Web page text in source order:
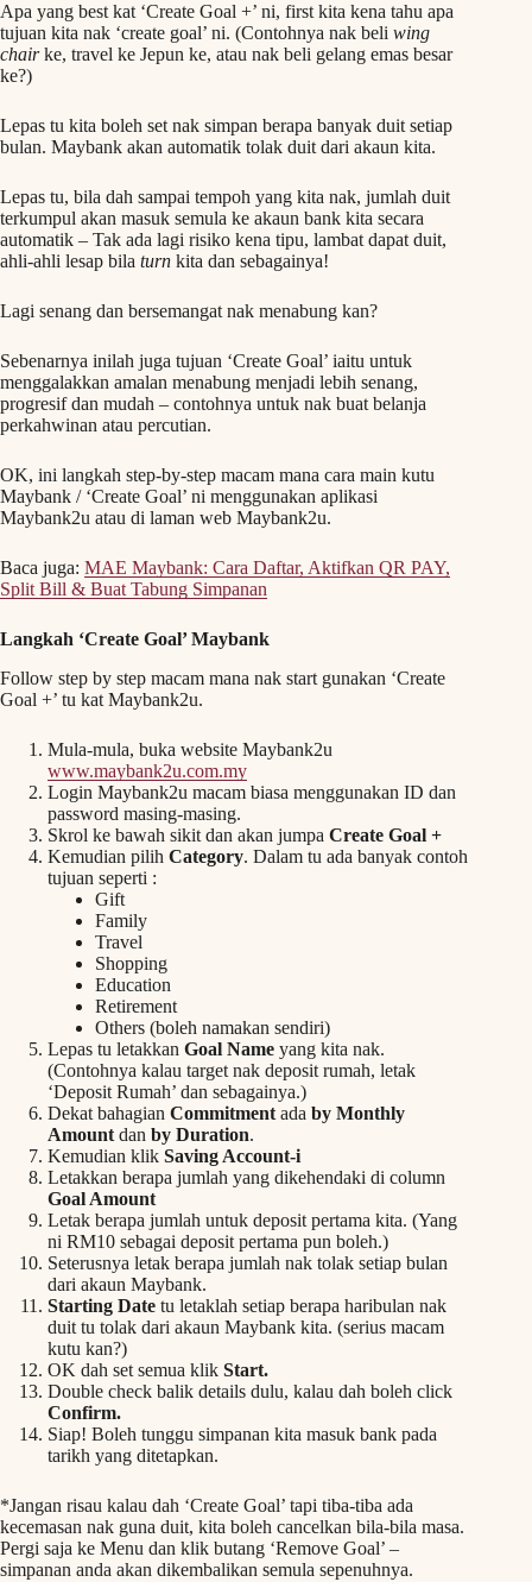
Apa yang best kat ‘Create Goal +’ ni, first kita kena tahu apa
tujuan kita nak ‘create goal’ ni. (Contohnya nak beli wing
chairke, travel ke Jepun ke, atau nak beli gelang emas besar
ke?)
Lepas tu kita boleh set nak simpan berapa banyak duit setiap
bulan. Maybank akan automatik tolak duit dari akaun kita.
Lepas tu, bila dah sampai tempoh yang kita nak, jumlah duit
terkumpul akan masuk semula ke akaun bank kita secara
automatik – Tak ada lagi risiko kena tipu, lambat dapat duit,
ahli-ahli lesap bila turn kita dan sebagainya!
Lagi senang dan bersemangat nak menabung kan?
Sebenarnya inilah juga tujuan ‘Create Goal’ iaitu untuk
menggalakkan amalan menabung menjadi lebih senang,
progresif dan mudah – contohnya untuk nak buat belanja
perkahwinan atau percutian.
OK, ini langkah step-by-step macam mana cara main kutu
Maybank / ‘Create Goal’ ni menggunakan aplikasi
Maybank2u atau di laman web Maybank2u.
Baca juga: MAE Maybank: Cara Daftar, Aktifkan QR PAY,
Split Bill & Buat Tabung Simpanan
Langkah ‘Create Goal’ Maybank
Follow step by step macam mana nak start gunakan ‘Create
Goal +’ tu kat Maybank2u.
Mula-mula, buka website Maybank2u
www.maybank2u.com.my
Login Maybank2u macam biasa menggunakan ID dan
password masing-masing.
Skrol ke bawah sikit dan akan jumpa Create Goal +
Kemudian pilih Category. Dalam tu ada banyak contoh
tujuan seperti :
Gift
Family
Travel
Shopping
Education
Retirement
Others (boleh namakan sendiri)
Lepas tu letakkan Goal Name yang kita nak.
(Contohnya kalau target nak deposit rumah, letak
‘Deposit Rumah’ dan sebagainya.)
Dekat bahagian Commitment ada by Monthly
Amount dan by Duration.
Kemudian klik Saving Account-i
Letakkan berapa jumlah yang dikehendaki di column
Goal Amount
Letak berapa jumlah untuk deposit pertama kita. (Yang
ni RM10 sebagai deposit pertama pun boleh.)
Seterusnya letak berapa jumlah nak tolak setiap bulan
dari akaun Maybank.
Starting Date tu letaklah setiap berapa haribulan nak
duit tu tolak dari akaun Maybank kita. (serius macam
kutu kan?)
OK dah set semua klik Start.
Double check balik details dulu, kalau dah boleh click
Confirm.
Siap! Boleh tunggu simpanan kita masuk bank pada
tarikh yang ditetapkan.
*Jangan risau kalau dah ‘Create Goal’ tapi tiba-tiba ada
kecemasan nak guna duit, kita boleh cancelkan bila-bila masa.
Pergi saja ke Menu dan klik butang ‘Remove Goal’ –
simpanan anda akan dikembalikan semula sepenuhnya.